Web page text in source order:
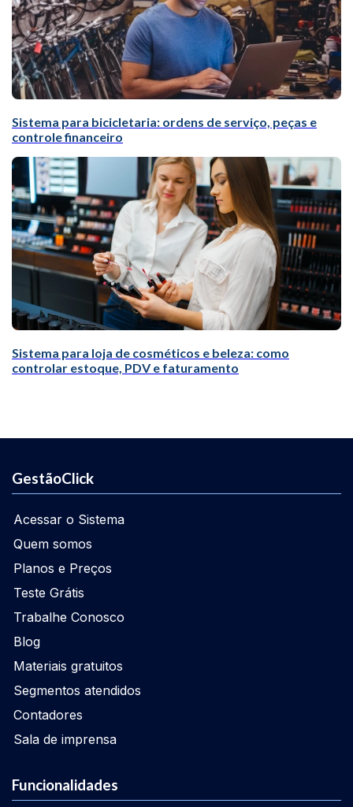
Sistema para bicicletaria: ordens de serviço, peças e
controle financeiro
Sistema para loja de cosméticos e beleza: como
controlar estoque, PDV e faturamento
GestãoClick
Acessar o Sistema
Quem somos
Planos e Preços
Teste Grátis
Trabalhe Conosco
Blog
Materiais gratuitos
Segmentos atendidos
Contadores
Sala de imprensa
Funcionalidades